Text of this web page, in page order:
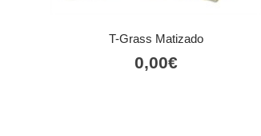
T-Grass Matizado
0,00€